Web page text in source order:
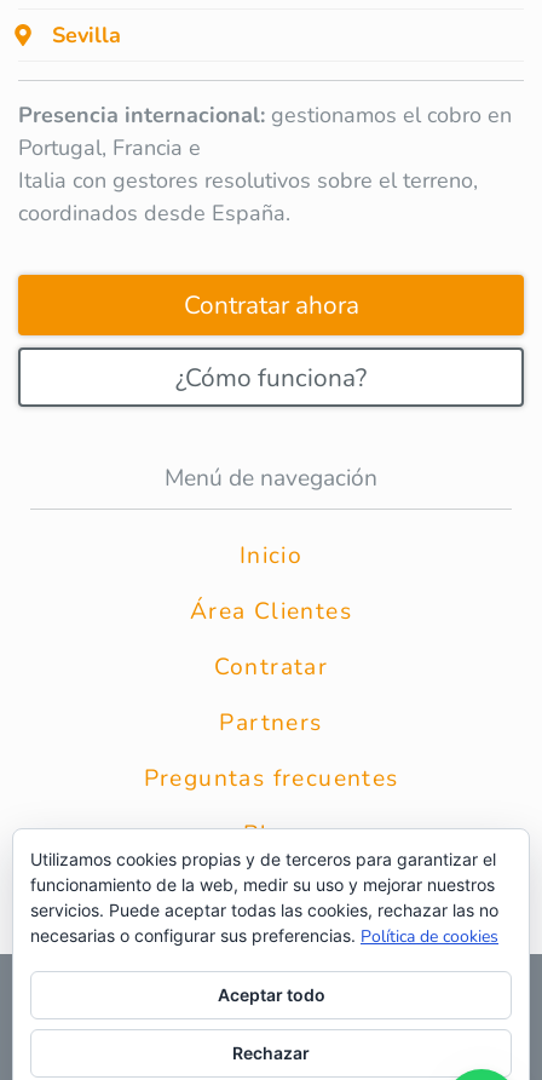
Sevilla
Presencia internacional: gestionamos el cobro en
Portugal, Francia e
Italia con gestores resolutivos sobre el terreno,
coordinados desde España.
Contratar ahora
¿Cómo funciona?
Menú de navegación
Inicio
Área Clientes
Contratar
Partners
Preguntas frecuentes
Blog
Contacto
© 2026 Grupo Intercobros|Calle Zurbarán 8 1* Planta 28010
|Política de privacidad
privacidad RRSS |Uso de cookies |Preguntas frecuentes |Web
Utilizamos cookies propias y de terceros para garantizar el
funcionamiento de la web, medir su uso y mejorar nuestros
servicios. Puede aceptar todas las cookies, rechazar las no
necesarias o configurar sus preferencias. Política de cookies
Aceptar todo
Rechazar